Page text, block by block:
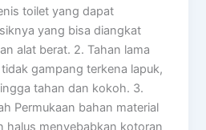
toilet yang dapat
yang bisa diangkat
alat berat. 2. Tahan lama
gampang terkena lapuk,
tahan dan kokoh. 3.
Permukaan bahan material
halus menyebabkan kotoran